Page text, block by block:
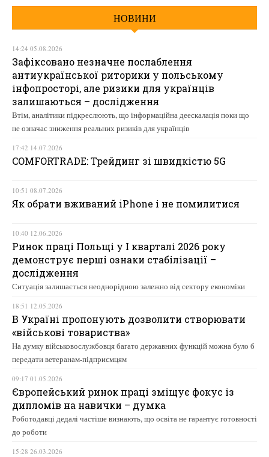
НОВИНИ
14:24 05.08.2026
Зафіксовано незначне послаблення
антиукраїнської риторики у польському
інфопросторі, але ризики для українців
залишаються – дослідження
Втім, аналітики підкреслюють, що інформаційна деескалація поки що
не означає зниження реальних ризиків для українців
17:42 14.07.2026
COMFORTRADE: Трейдинг зі швидкістю 5G
10:51 08.07.2026
Як обрати вживаний iPhone і не помилитися
10:40 12.06.2026
Ринок праці Польщі у І кварталі 2026 року
демонструє перші ознаки стабілізації –
дослідження
Ситуація залишається неоднорідною залежно від сектору економіки
18:51 12.05.2026
В Україні пропонують дозволити створювати
«військові товариства»
На думку військовослужбовця багато державних функцій можна було б
передати ветеранам-підприємцям
09:17 01.05.2026
Європейський ринок праці зміщує фокус із
дипломів на навички – думка
Роботодавці дедалі частіше визнають, що освіта не гарантує готовності
до роботи
15:28 26.03.2026